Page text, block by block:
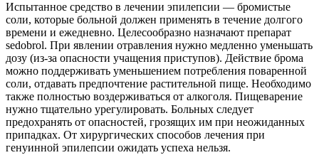
Испытанное средство в лечении эпилепсии — бромистые
соли, которые больной должен применять в течение долгого
времени и ежедневно. Целесообразно назначают препарат
sedobrol. При явлении отравления нужно медленно уменьшать
дозу (из-за опасности учащения приступов). Действие брома
можно поддерживать уменьшением потребления поваренной
соли, отдавать предпочтение растительной пище. Необходимо
также полностью воздерживаться от алкоголя. Пищеварение
нужно тщательно урегулировать. Больных следует
предохранять от опасностей, грозящих им при неожиданных
припадках. От хирургических способов лечения при
генуинной эпилепсии ожидать успеха нельзя.